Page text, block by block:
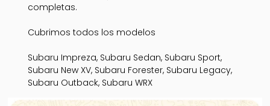
completas.
Cubrimos todos los modelos
Subaru Impreza, Subaru Sedan, Subaru Sport,
Subaru New XV, Subaru Forester, Subaru Legacy,
Subaru Outback, Subaru WRX